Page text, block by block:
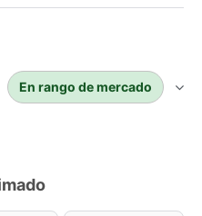
En rango de mercado
estimado